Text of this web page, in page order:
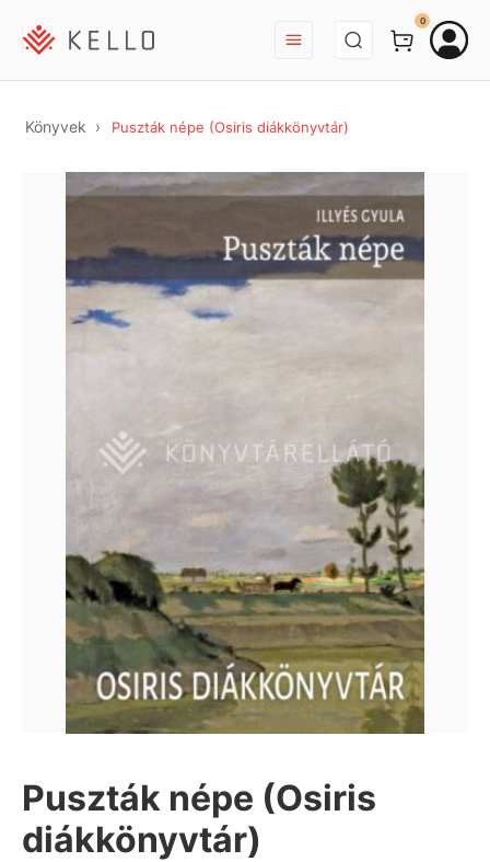
BEJELENTKEZÉS
0
Könyvek Puszták népe (Osiris diákkönyvtár)
Puszták népe (Osiris
diákkönyvtár)